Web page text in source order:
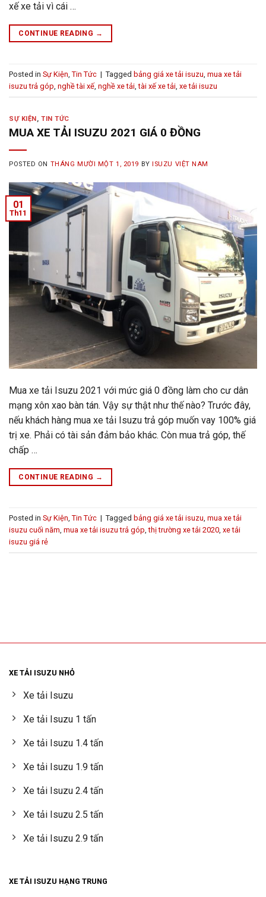
xế xe tải vì cái …
CONTINUE READING →
Posted in Sự Kiện Tin Tức | Tagged bảng giá xe tải isuzu mua xe tải
isuzu trả góp nghề tài xế, nghề xe tải ,tài xế xe tải xe tải isuzu
SỰ KIỆN ,TIN TỨC
MUA XE TẢI ISUZU 2021 GIÁ 0 ĐỒNG
POSTED ON THÁNG MƯỜI MỘT 1, 2019 BYISUZU VIỆT NAM
01
Th11
Mua xe tải Isuzu 2021 với mức giá 0 đồng làm cho cư dân
mạng xôn xao bàn tán. Vậy sự thật như thế nào? Trước đây,
nếu khách hàng mua xe tải Isuzu trả góp muốn vay 100% giá
trị xe. Phải có tài sản đảm bảo khác. Còn mua trả góp, thế
chấp …
CONTINUE READING →
Posted in Sự Kiện Tin Tức | Tagged bảng giá xe tải isuzu mua xe tải
isuzu cuối năm mua xe tải isuzu trả góp ,thị trường xe tải 2020 xe tải
isuzu giá rẻ
XE TẢI ISUZU NHỎ
Xe tải Isuzu
Xe tải Isuzu 1 tấn
Xe tải Isuzu 1.4 tấn
Xe tải Isuzu 1.9 tấn
Xe tải Isuzu 2.4 tấn
Xe tải Isuzu 2.5 tấn
Xe tải Isuzu 2.9 tấn
XE TẢI ISUZU HẠNG TRUNG